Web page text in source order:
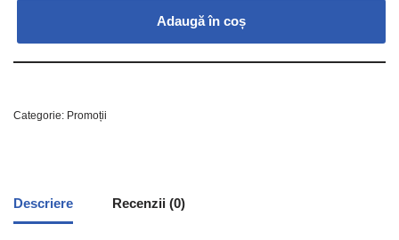
Adaugă în coș
Categorie: Promoții
Descriere Recenzii (0)